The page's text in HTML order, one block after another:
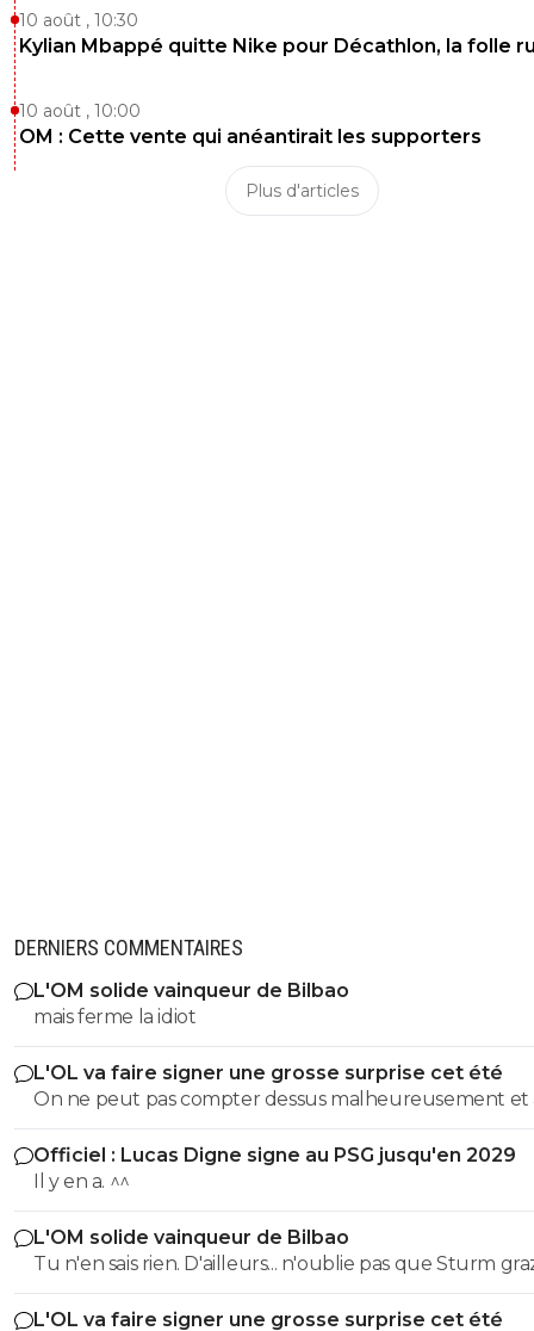
10 août , 10:30
Kylian Mbappé quitte Nike pour Décathlon, la folle
10 août , 10:00
OM : Cette vente qui anéantirait les supporters
Plus d'articles
DERNIERS COMMENTAIRES
L'OM solide vainqueur de Bilbao
mais ferme la idiot
L'OL va faire signer une grosse surprise cet été
On ne peut pas compter dessus malheureusement et
son prêt ça a permis de prendre le latéral droit suisse.
Officiel : Lucas Digne signe au PSG jusqu'en 2029
Il y en a. ^^
L'OM solide vainqueur de Bilbao
Tu n'en sais rien. D'ailleurs... n'oublie pas que Sturm graz...
peut tout à fair renverser la vapeur et éliminer le
L'OL va faire signer une grosse surprise cet été